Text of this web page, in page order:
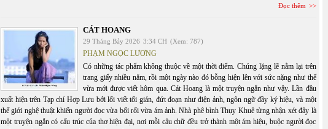
Đọc thêm
CÁT HOANG
29 Tháng Bảy 2026 3:34 CH (Xem: 787)
PHẠM NGỌC LƯƠNG
Có những tác phẩm không thuộc về một thời điểm. Chúng lặng lẽ nằm lại trên
trang giấy nhiều năm, rồi một ngày nào đó bỗng hiện lên với sức nặng như thể
vừa mới được viết hôm qua. Cát Hoang là một truyện ngắn như vậy. Lần đầu
xuất hiện trên Tạp chí Hợp Lưu bởi lối viết tối giản, đứt đoạn như điện ảnh, ngôn ngữ đầy ký hiệu, và một
thế giới nghệ thuật khiến người đọc vừa bối rối vừa ám ảnh. Nhà phê bình Thụy Khuê từng nhận xét đây là
một truyện ngắn có cấu trúc của thơ hiện đại, nơi mỗi câu chữ đều trở thành một ám hiệu, buộc người đọc